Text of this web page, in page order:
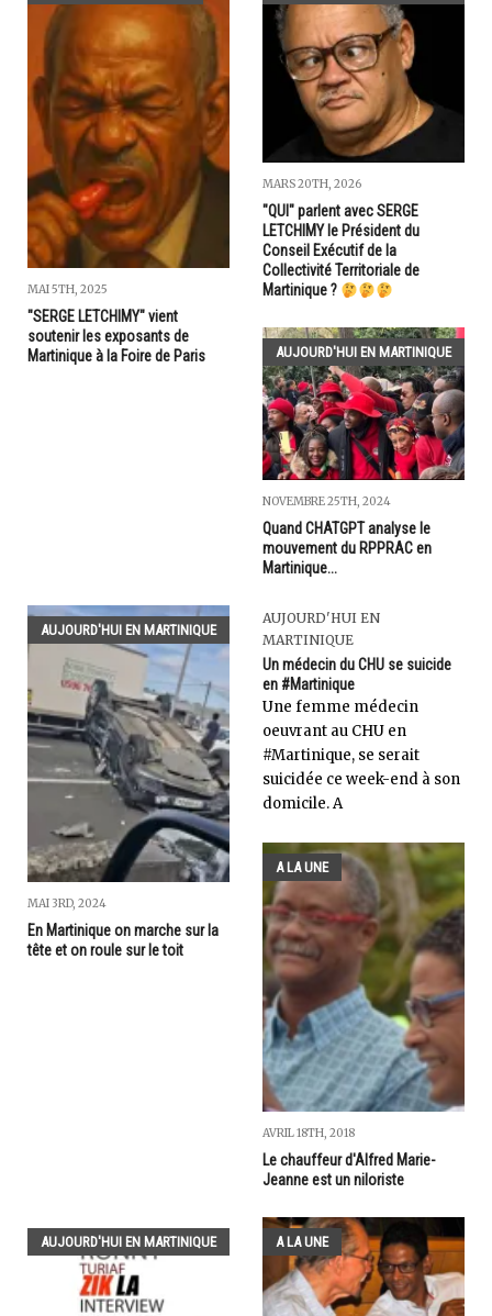
MAI 5TH, 2025
"SERGE LETCHIMY" vient
soutenir les exposants de
Martinique à la Foire de Paris
MARS 20TH, 2026
"QUI" parlent avec SERGE
LETCHIMY le Président du
Conseil Exécutif de la
Collectivité Territoriale de
Martinique ?
AUJOURD'HUI EN MARTINIQUE
NOVEMBRE 25TH, 2024
Quand CHATGPT analyse le
mouvement du RPPRAC en
Martinique...
AUJOURD'HUI EN MARTINIQUE
MAI 3RD, 2024
En Martinique on marche sur la
tête et on roule sur le toit
AUJOURD'HUI EN
MARTINIQUE
Un médecin du CHU se suicide
en #Martinique
Une femme médecin
oeuvrant au CHU en
#Martinique, se serait
suicidée ce week-end à son
domicile. A
A LA UNE
AVRIL 18TH, 2018
Le chauffeur d'Alfred Marie-
Jeanne est un niloriste
AUJOURD'HUI EN MARTINIQUE A LA UNE